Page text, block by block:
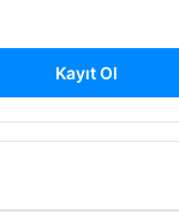
Kayıt Ol